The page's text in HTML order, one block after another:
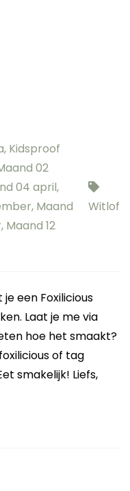
, Kidsproof
02
04 april,
, Maand
, Maand 12
Witlof
een Foxilicious
Laat je me via
hoe het smaakt?
of tag
smakelijk! Liefs,